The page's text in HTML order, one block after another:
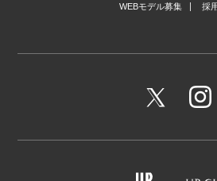
WEBモデル募集 採